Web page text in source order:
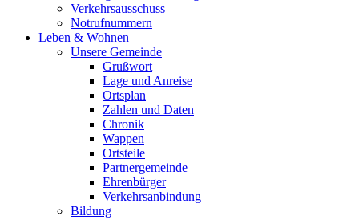
Verkehrsausschuss
Notrufnummern
Leben & Wohnen
Unsere Gemeinde
Grußwort
Lage und Anreise
Ortsplan
Zahlen und Daten
Chronik
Wappen
Ortsteile
Partnergemeinde
Ehrenbürger
Verkehrsanbindung
Bildung